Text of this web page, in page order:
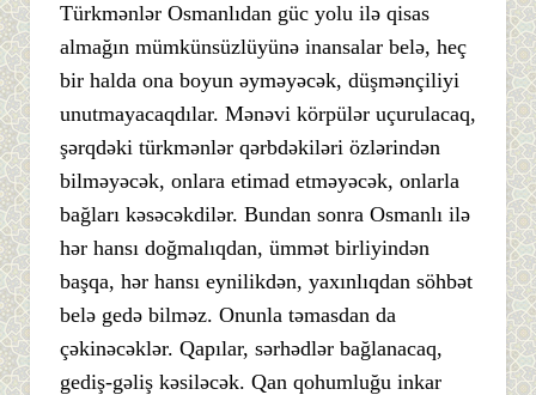
Türkmənlər Osmanlıdan güc yolu ilə qisas
almağın mümkünsüzlüyünə inansalar belə, heç
bir halda ona boyun əyməyəcək, düşmənçiliyi
unutmayacaqdılar. Mənəvi körpülər uçurulacaq,
şərqdəki türkmənlər qərbdəkiləri özlərindən
bilməyəcək, onlara etimad etməyəcək, onlarla
bağları kəsəcəkdilər. Bundan sonra Osmanlı ilə
hər hansı doğmalıqdan, ümmət birliyindən
başqa, hər hansı eynilikdən, yaxınlıqdan söhbət
belə gedə bilməz. Onunla təmasdan da
çəkinəcəklər. Qapılar, sərhədlər bağlanacaq,
gediş-gəliş kəsiləcək. Qan qohumluğu inkar